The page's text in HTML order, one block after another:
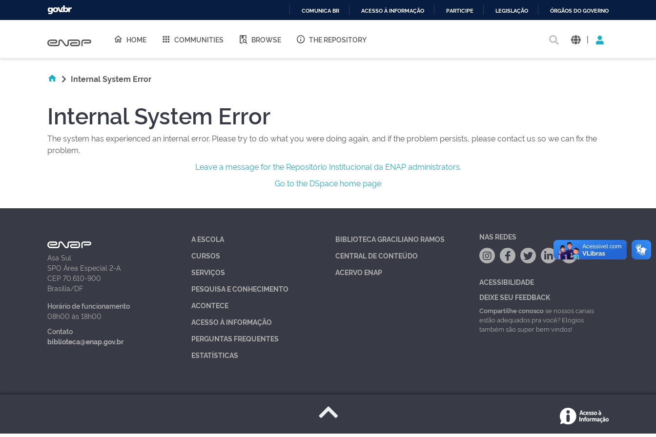
O
COMUNICA BR ACESSO À INFORMAÇÃO PARTICIPE LEGISLAÇÃO ÓRGÃOS DO GOVERNO
HOME COMMUNITIES BROWSE THE REPOSITORY |
Internal System Error
Internal System Error
The system has experienced an internal error. Please try to do what you were doing again, and if the problem persists, please contact us so we can fix the
problem.
Leave a message for the Repositório Institucional da ENAP administrators.
Go to the DSpace home page
Asa Sul
SPO Área Especial 2-A
CEP 70.610-900
Brasília/DF
Horário de funcionamento
08h00 às 18h00
Contato
biblioteca@enap.gov.br
A ESCOLA
CURSOS
SERVIÇOS
PESQUISA E CONHECIMENTO
ACONTECE
ACESSO À INFORMAÇÃO
PERGUNTAS FREQUENTES
ESTATÍSTICAS
BIBLIOTECA GRACILIANO RAMOS
CENTRAL DE CONTEÚDO
ACERVO ENAP
NAS REDES
ACESSIBILIDADE
DEIXE SEU FEEDBACK
Compartilhe conoscose nossos canais
estão adequados pra você? Elogios
também são super bem vindos!